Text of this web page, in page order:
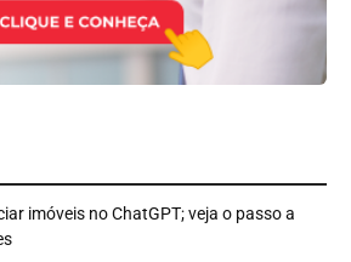
imóveis no ChatGPT; veja o passo a